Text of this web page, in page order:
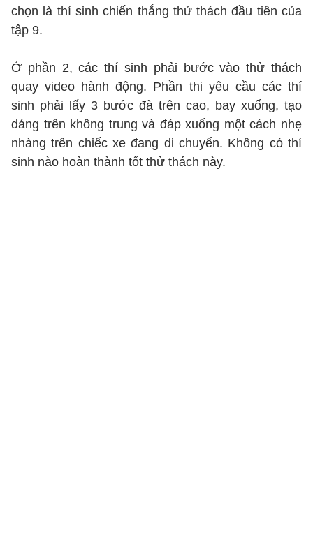
chọn là thí sinh chiến thắng thử thách đầu tiên của
tập 9.
Ở phần 2, các thí sinh phải bước vào thử thách
quay video hành động. Phần thi yêu cầu các thí
sinh phải lấy 3 bước đà trên cao, bay xuống, tạo
dáng trên không trung và đáp xuống một cách nhẹ
nhàng trên chiếc xe đang di chuyển. Không có thí
sinh nào hoàn thành tốt thử thách này.